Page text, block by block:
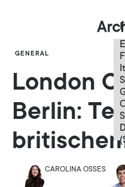
GENERAL
London
Berlin:
CAROLINA OSSES